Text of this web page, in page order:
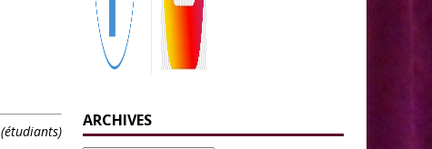
(étudiants)
ARCHIVES